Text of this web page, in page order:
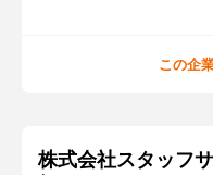
この企
株式会社スタッフ